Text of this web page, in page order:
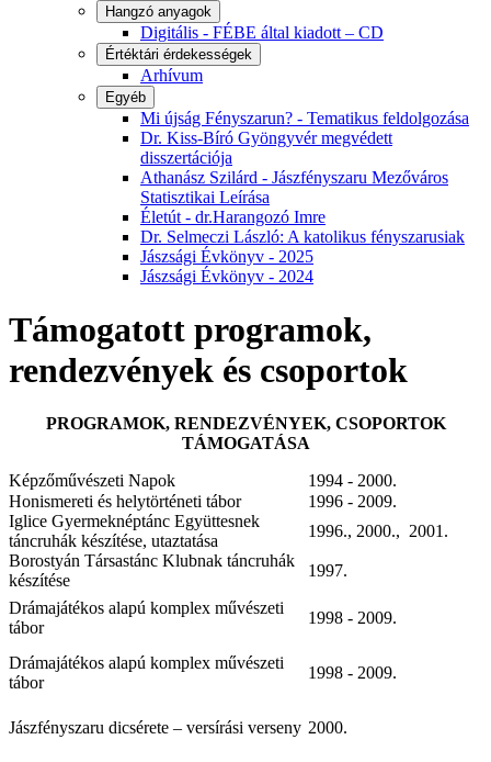
Hangzó anyagok
Digitális - FÉBE által kiadott – CD
Értéktári érdekességek
Arhívum
Egyéb
Mi újság Fényszarun? - Tematikus feldolgozása
Dr. Kiss-Bíró Gyöngyvér megvédett
disszertációja
Athanász Szilárd - Jászfényszaru Mezőváros
Statisztikai Leírása
Életút - dr.Harangozó Imre
Dr. Selmeczi László: A katolikus fényszarusiak
Jászsági Évkönyv - 2025
Jászsági Évkönyv - 2024
Támogatott programok,
rendezvények és csoportok
PROGRAMOK, RENDEZVÉNYEK, CSOPORTOK
TÁMOGATÁSA
Képzőművészeti Napok
1994 - 2000.
Honismereti és helytörténeti tábor
1996 - 2009.
Iglice Gyermeknéptánc Együttesnek
táncruhák készítése, utaztatása
1996., 2000., 2001.
Borostyán Társastánc Klubnak táncruhák
készítése
1997.
Drámajátékos alapú komplex művészeti
tábor
1998 - 2009.
Drámajátékos alapú komplex művészeti
tábor
1998 - 2009.
Jászfényszaru dicsérete – versírási verseny 2000.